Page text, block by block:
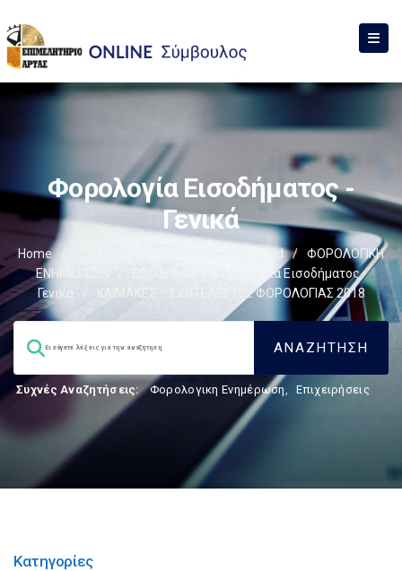
Φορολογία Εισοδήματος -
Γενικά
Home / ΦΟΡΟΛΟΓΙΣΤΙΚΑ_old /
ΦΟΡΟΛΟΓΙΚΗ
ΕΝΗΜΕΡΩΣΗ
Φορολογία Εισοδήματος -
Γενικά
ΚΛΙΜΑΚΕΣ – ΣΥΝΤΕΛΕΣΤΕΣ ΦΟΡΟΛΟΓΙΑΣ 2018
Συχνές Αναζητήσεις: Φορολογικη Ενημέρωση, Επιχειρήσεις
Κατηγορίες